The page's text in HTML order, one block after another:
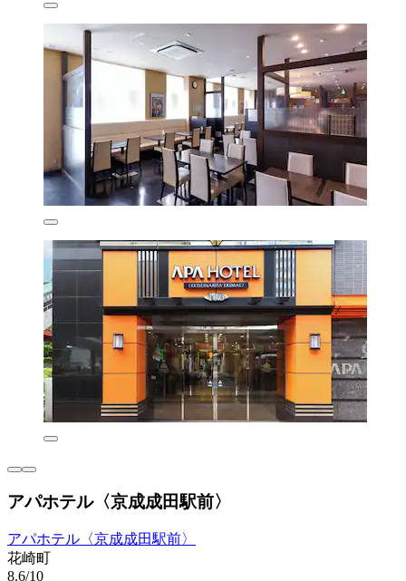
アパホテル〈京成成田駅前〉
アパホテル〈京成成田駅前〉
花崎町
8.6/10